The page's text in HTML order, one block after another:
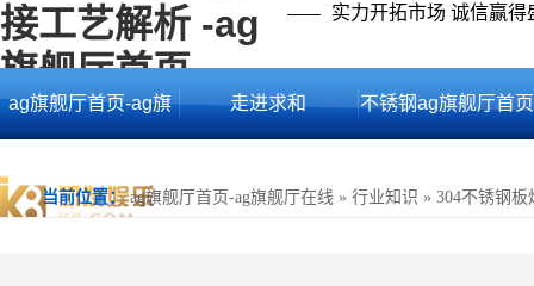
接工艺解析 -ag
旗舰厅首页
—— 实力开拓市场 诚信赢得
ag旗舰厅首页-ag旗 走进求和 不锈钢ag旗舰厅首页
当前位置： ag旗舰厅首页-ag旗舰厅在线 » 行业知识 » 304不锈钢